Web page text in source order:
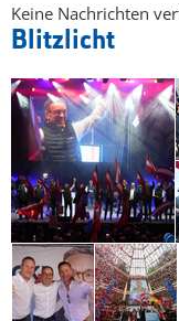
Keine Nachrichten
Blitzlicht